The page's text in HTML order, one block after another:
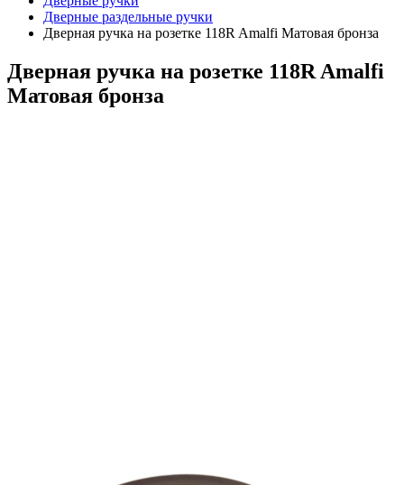
Дверные раздельные ручки
Дверная ручка на розетке 118R Amalfi Матовая бронза
Дверная ручка на розетке 118R Amalfi
Матовая бронза